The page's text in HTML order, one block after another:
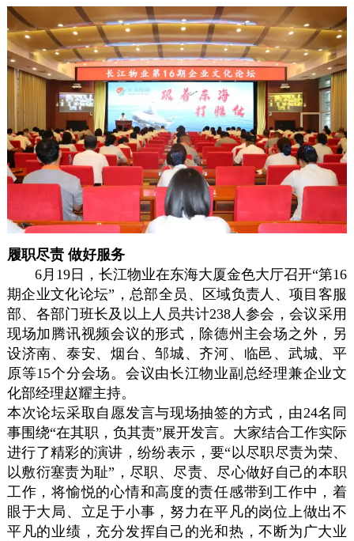
履职尽责 做好服务
6月19日，长江物业在东海大厦金色大厅召开“第16
期企业文化论坛”，总部全员、区域负责人、项目客服
部、各部门班长及以上人员共计238人参会，会议采用
现场加腾讯视频会议的形式，除德州主会场之外，另
设济南、泰安、烟台、邹城、齐河、临邑、武城、平
原等15个分会场。会议由长江物业副总经理兼企业文
化部经理赵耀主持。
本次论坛采取自愿发言与现场抽签的方式，由24名同
事围绕“在其职，负其责”展开发言。大家结合工作实际
进行了精彩的演讲，纷纷表示，要“以尽职尽责为荣、
以敷衍塞责为耻”，尽职、尽责、尽心做好自己的本职
工作，将愉悦的心情和高度的责任感带到工作中，着
眼于大局、立足于小事，努力在平凡的岗位上做出不
平凡的业绩，充分发挥自己的光和热，不断为广大业